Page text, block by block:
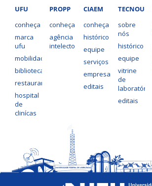
UFU
conheça
marca
ufu
mobilidade
bibliotecas
restaurantes
hospital
de
clinícas
PROPP
conheça
agência
intelecto
CIAEM
conheça
histórico
equipe
serviços
empresas
editais
TECNOUFU
sobre
nós
histórico
equipe
vitrine
de
laboratórios
editais